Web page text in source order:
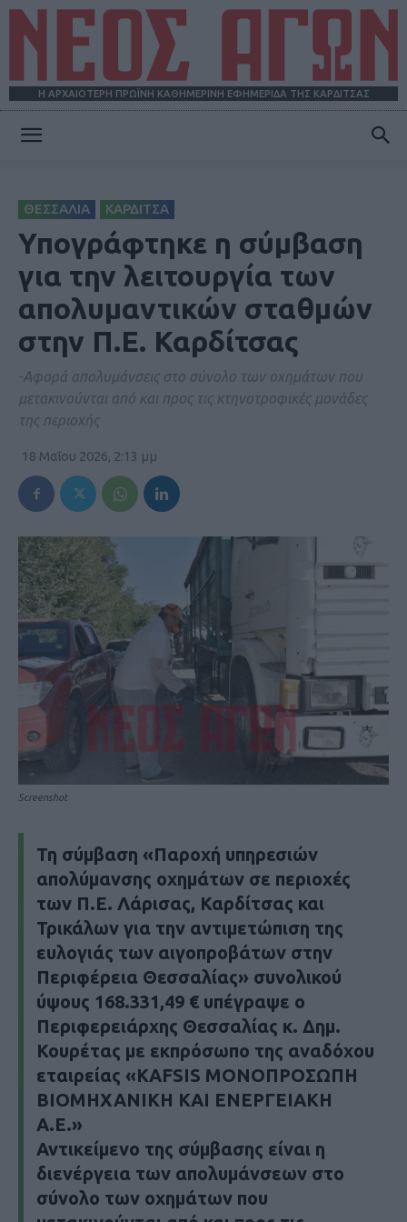
Η ΑΡΧΑΙΟΤΕΡΗ ΠΡΩΪΝΗ ΚΑΘΗΜΕΡΙΝΗ ΕΦΗΜΕΡΙΔΑ ΤΗΣ ΚΑΡΔΙΤΣΑΣ
ΘΕΣΣΑΛΙΑ ΚΑΡΔΙΤΣΑ
Υπογράφτηκε η σύμβαση
για την λειτουργία των
απολυμαντικών σταθμών
στην Π.Ε. Καρδίτσας
-Αφορά απολυμάνσεις στο σύνολο των οχημάτων που
μετακινούνται από και προς τις κτηνοτροφικές μονάδες
της περιοχής
18 Μαΐου 2026, 2:13 μμ
Screenshot
Τη σύμβαση «Παροχή υπηρεσιών
απολύμανσης οχημάτων σε περιοχές
των Π.Ε. Λάρισας, Καρδίτσας και
Τρικάλων για την αντιμετώπιση της
ευλογιάς των αιγοπροβάτων στην
Περιφέρεια Θεσσαλίας» συνολικού
ύψους 168.331,49 € υπέγραψε ο
Περιφερειάρχης Θεσσαλίας κ. Δημ.
Κουρέτας με εκπρόσωπο της αναδόχου
εταιρείας «KAFSIS ΜΟΝΟΠΡΟΣΩΠΗ
ΒΙΟΜΗΧΑΝΙΚΗ ΚΑΙ ΕΝΕΡΓΕΙΑΚΗ
Α.Ε.»
Αντικείμενο της σύμβασης είναι η
διενέργεια των απολυμάνσεων στο
σύνολο των οχημάτων που